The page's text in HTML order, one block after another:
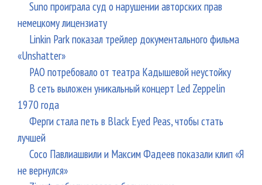
Suno проиграла суд о нарушении авторских прав
немецкому лицензиату
Linkin Park показал трейлер документального фильма
«Unshatter»
РАО потребовало от театра Кадышевой неустойку
В сеть выложен уникальный концерт Led Zeppelin
1970 года
Ферги стала петь в Black Eyed Peas, чтобы стать
лучшей
Сосо Павлиашвили и Максим Фадеев показали клип «Я
не вернулся»